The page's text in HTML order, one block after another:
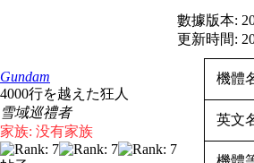
Gundam
4000行を越えた狂人
雪域巡禮者
家族: 没有家族
數據版本:
更新時間:
機體
英文